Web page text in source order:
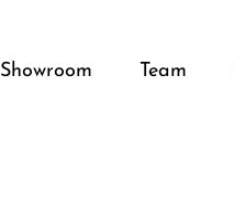
Showroom Team